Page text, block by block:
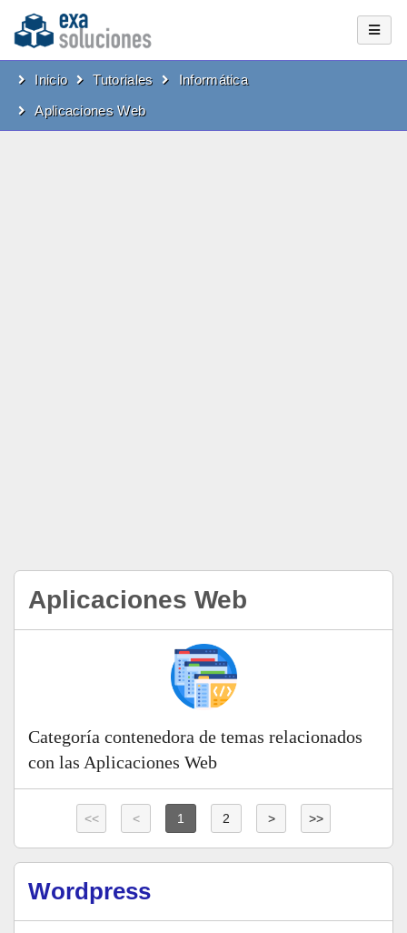
Inicio Tutoriales
Informática
Aplicaciones Web
Aplicaciones Web
Categoría contenedora de temas relacionados
con las Aplicaciones Web
<< < 1 2 > >>
Wordpress